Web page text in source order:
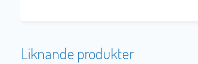
Liknande produkter